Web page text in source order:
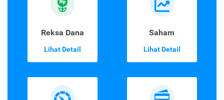
Reksa Dana
Lihat Detail
Saham
Lihat Detail